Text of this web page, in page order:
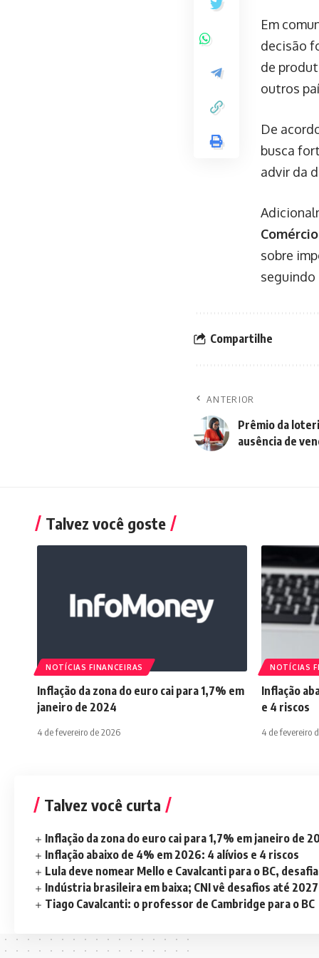
Em
decisão
de
outros
De
busca
advir da
sobre
seguindo
Compartilhe
ANTERIOR
Prêmio da
ausência de
Talvez você goste
NOTÍCIAS FINANCEIRAS
Inflação da zona do euro cai para 1,7% em
janeiro de 2024
4 de fevereiro de 2026
NOTÍCIAS
Inflação
e 4 riscos
4 de fevereiro
Talvez você curta
Inflação da zona do euro cai para 1,7% em janeiro de
Inflação abaixo de 4% em 2026: 4 alívios e 4 riscos
Lula deve nomear Mello e Cavalcanti para o BC,
Indústria brasileira em baixa; CNI vê desafios até 2027
Tiago Cavalcanti: o professor de Cambridge para o BC